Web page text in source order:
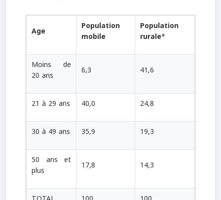
Age
Population
mobile
Population
rurale*
Moins de
20 ans
6,3 41,6
21 à 29 ans 40,0 24,8
30 à 49 ans 35,9 19,3
50 ans et
plus
17,8 14,3